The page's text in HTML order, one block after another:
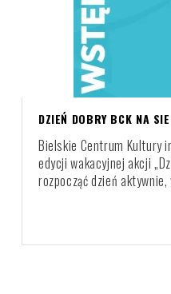
DZIEŃ DOBRY BCK NA
Bielskie Centrum Kultury
edycji wakacyjnej akcji
rozpocząć dzień